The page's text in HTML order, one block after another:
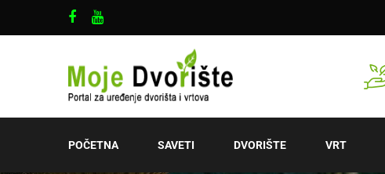
POČETNA SAVETI DVORIŠTE VRT